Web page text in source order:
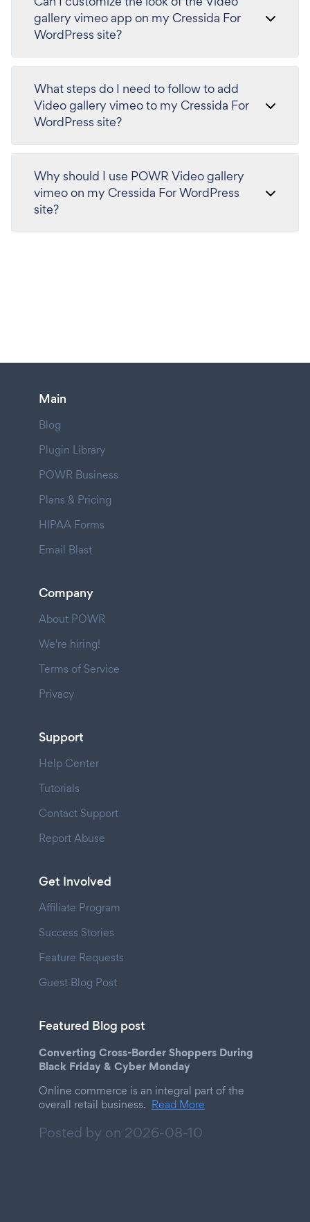
gallery vimeo app on my Cressida For
WordPress site?
What steps do I need to follow to add
Video gallery vimeo to my Cressida For
WordPress site?
Why should I use POWR Video gallery
vimeo on my Cressida For WordPress
site?
Main
Blog
Plugin Library
POWR Business
Plans & Pricing
HIPAA Forms
Email Blast
Company
About POWR
We're hiring!
Terms of Service
Privacy
Support
Help Center
Tutorials
Contact Support
Report Abuse
Get Involved
Affiliate Program
Success Stories
Feature Requests
Guest Blog Post
Featured Blog post
Converting Cross-Border Shoppers During
Black Friday & Cyber Monday
Online commerce is an integral part of the
overall retail business. Read More
Posted by on 2026-08-10